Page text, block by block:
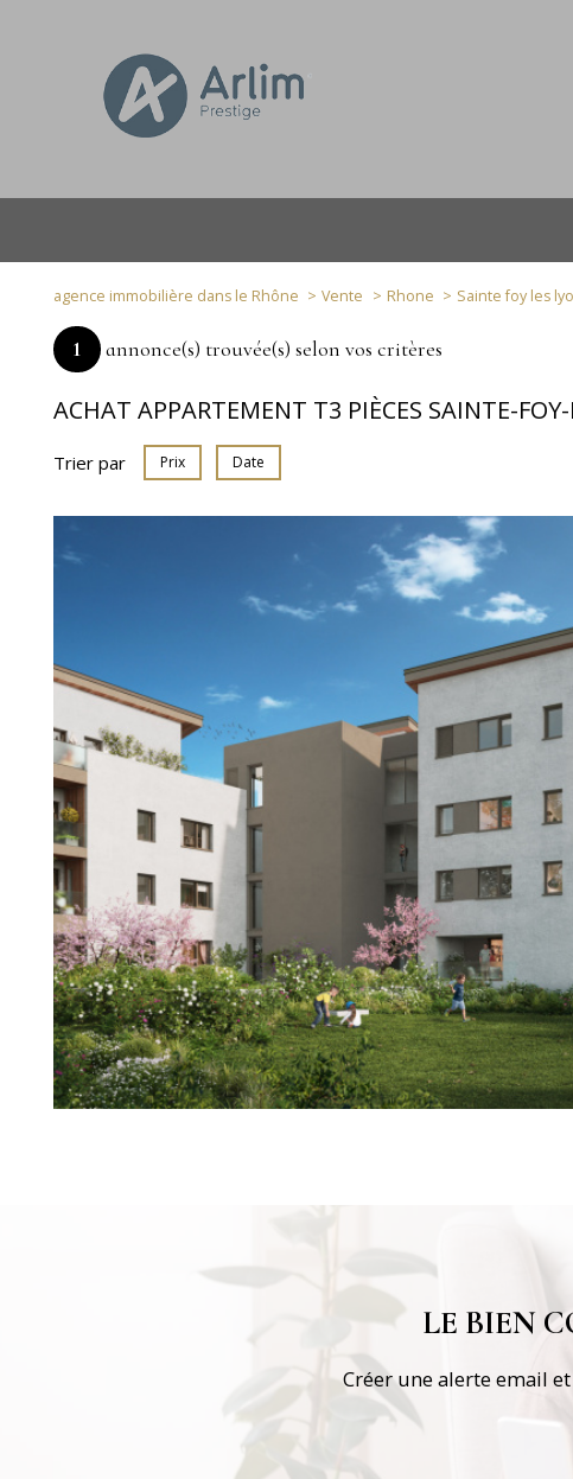
agence immobilière dans le Rhône Vente Rhone Sainte foy les
1 annonce(s) trouvée(s) selon vos critères
ACHAT APPARTEMENT T3 PIÈCES SAINTE-
Trier par Prix Date
LE BIEN
Créer une alerte email